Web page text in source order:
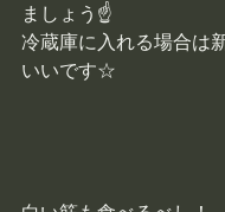
ましょう☝
冷蔵庫に入れる場合は
いいです☆